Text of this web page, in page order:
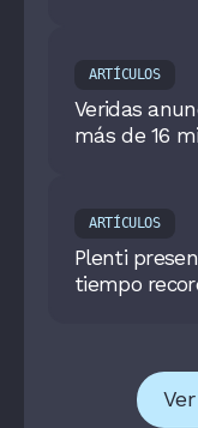
ARTÍCULOS
Veridas
más de 16
ARTÍCULOS
Plenti
tiempo